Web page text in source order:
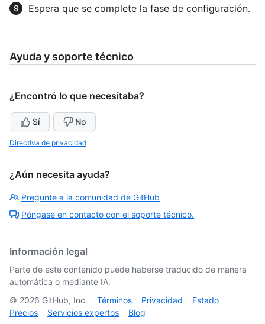
Espera que se complete la fase de configuración.
Ayuda y soporte técnico
¿Encontró lo que necesitaba?
Sí No
Directiva de privacidad
¿Aún necesita ayuda?
Pregunte a la comunidad de GitHub
Póngase en contacto con el soporte técnico.
Información legal
Parte de este contenido puede haberse traducido de manera
automática o mediante IA.
© 2026 GitHub, Inc. Términos Privacidad
Estado
Precios
Servicios expertos Blog